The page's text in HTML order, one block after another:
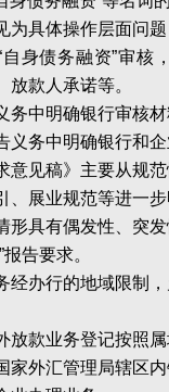
具体操作层面问题
自身债务融资”审
款人承诺等。
中明确银行审核材
务中明确银行和企
见稿》主要从规范
、展业规范等进一
具有偶发性、突
告要求。
办行的地域限制，
款业务登记按照属
家外汇管理局辖区